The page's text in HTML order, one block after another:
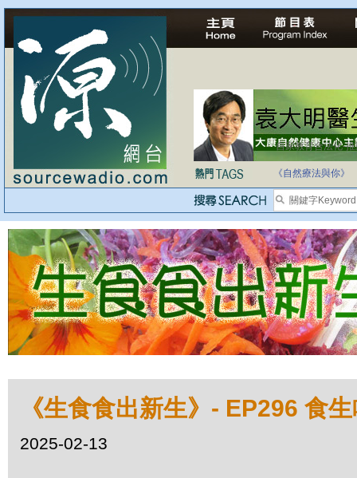
自家教育合法化-
《自然療法與你》
《生食食出新生》- EP296 食
2025-02-13